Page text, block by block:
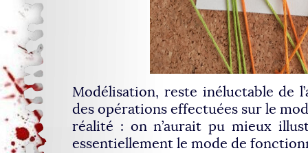
Modélisation, reste inéluctable de
des opérations effectuées sur le
réalité : on n’aurait pu mieux
essentiellement le mode de